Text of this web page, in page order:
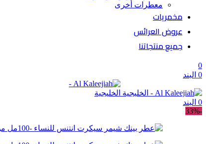
معطرات أخرى
مخمريات
عروض العرائس
جميع منتجاتنا
0
0 البند
0 البند
-33%